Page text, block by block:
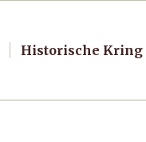
Historische Kring